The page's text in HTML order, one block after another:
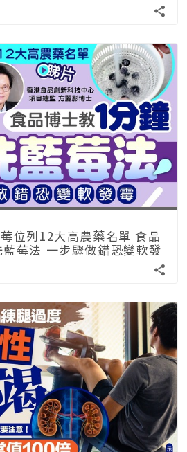
位列12大高農藥名單 食品
莓法 一步驟做錯恐變軟發